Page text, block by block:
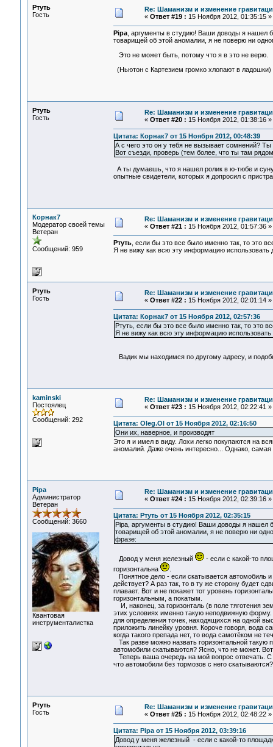
Ртуть
Гость
Re: Шаманизм и изменение
« Ответ #19 : 15 Ноября 2012, 01:35:15 »
Pipa, аргументы в студию! Ваши доводы я нашел
товарищей об этой аномалии, я не поверю ни
Это не может быть, потому что я в это не верю.
(Ньютон с Картезием громко хлопают в ладошки)
Ртуть
Гость
Re: Шаманизм и изменение
« Ответ #20 : 15 Ноября 2012, 01:38:16 »
Цитата: Корнак7 от 15 Ноября 2012, 00:48:39
А с чего это он у тебя не вызывает сомнений?
Вот съезди, проверь (тем более, что ты там
А ты думаешь, что я нашел ролик в ю-тюбе и
опытные свидетели, которых я допросил с
Корнак7
Модератор своей темы
Ветеран
Сообщений: 959
Re: Шаманизм и изменение
« Ответ #21 : 15 Ноября 2012, 01:57:36 »
Ртуть, если бы это все было именно так, то это
Я не вижу как всю эту информацию использовать
Ртуть
Гость
Re: Шаманизм и изменение
« Ответ #22 : 15 Ноября 2012, 02:01:14 »
Цитата: Корнак7 от 15 Ноября 2012, 02:57:36
Ртуть, если бы это все было именно так, то это
Я не вижу как всю эту информацию
Вадик мы находимся по другому адресу, и
kaminski
Постоялец
Сообщений: 292
Re: Шаманизм и изменение
« Ответ #23 : 15 Ноября 2012, 02:22:41 »
Цитата: Oleg.Ol от 15 Ноября 2012, 02:16:50
Они их, наверное, и производят
Это я и имел в виду. Лохи легко покупаются на
аномалий. Даже очень интересно... Однако,
Pipa
Администратор
Ветеран
Сообщений: 3660
Квантовая
инструменталистка
Re: Шаманизм и изменение
« Ответ #24 : 15 Ноября 2012, 02:39:16 »
Цитата: Ртуть от 15 Ноября 2012, 02:35:15
Pipa, аргументы в студию! Ваши доводы я нашел
товарищей об этой аномалии, я не поверю ни
фразе:
Довод у меня железный
- если с какой-то
горизонтальна
.
Понятное дело - если скатывается автомобиль
действует? А раз так, то в ту же сторону будет
плавает. Вот и не покажет тот уровень
горизонтальным, а покатым.
И, наконец, за горизонталь (в поле тяготения
этих условиях именно такую неподвижную
для определения точек, находящихся на одной
приложить линейку уровня. Короче говоря, вода
когда такого препада нет, то вода самотёком не
Так разве можно назвать горизонтальной такую
автомобили скатываются? Ясно, что не может.
Теперь ваша очередь на мой вопрос отвечать. С
что автомобили без тормозов с него скатываются?
Ртуть
Гость
Re: Шаманизм и изменение
« Ответ #25 : 15 Ноября 2012, 02:48:22 »
Цитата: Pipa от 15 Ноября 2012, 03:39:16
Довод у меня железный - если с какой-то